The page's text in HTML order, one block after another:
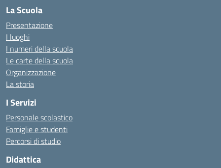
La Scuola
Presentazione
I luoghi
I numeri della scuola
Le carte della scuola
Organizzazione
La storia
I Servizi
Personale scolastico
Famiglie e studenti
Percorsi di studio
Didattica